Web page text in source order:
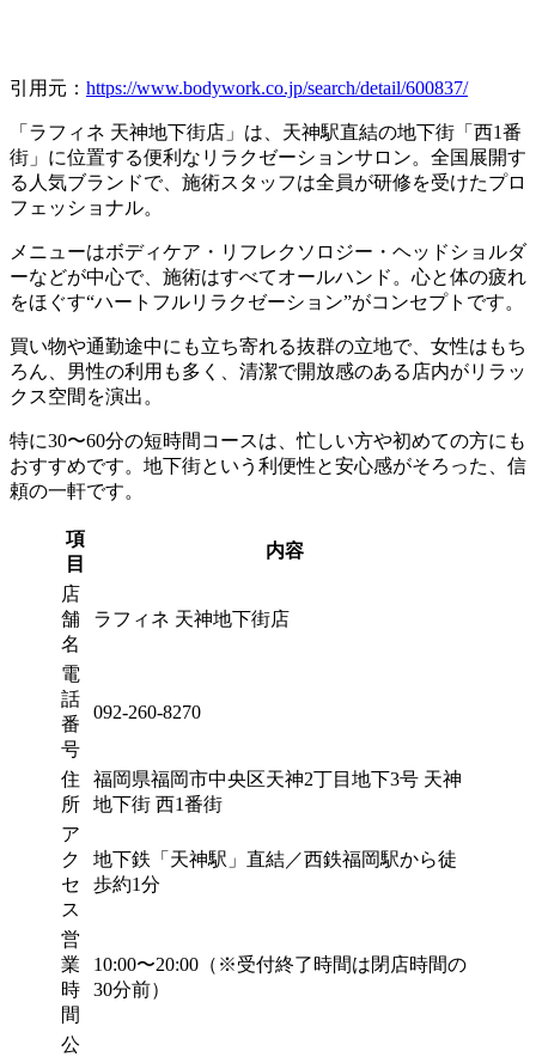
引用元： https://www.bodywork.co.jp/search/detail/600837/
「ラフィネ 天神地下街店」は、天神駅直結の地下街「西1番
街」に位置する便利なリラクゼーションサロン。全国展開す
る人気ブランドで、施術スタッフは全員が研修を受けたプロ
フェッショナル。
メニューはボディケア・リフレクソロジー・ヘッドショルダ
ーなどが中心で、施術はすべてオールハンド。心と体の疲れ
をほぐす“ハートフルリラクゼーション”がコンセプトです。
買い物や通勤途中にも立ち寄れる抜群の立地で、女性はもち
ろん、男性の利用も多く、清潔で開放感のある店内がリラッ
クス空間を演出。
特に30〜60分の短時間コースは、忙しい方や初めての方にも
おすすめです。地下街という利便性と安心感がそろった、信
頼の一軒です。
項
目
内容
店
舗
名
ラフィネ 天神地下街店
電
話
番
号
092-260-8270
住
所
福岡県福岡市中央区天神2丁目地下3号 天神
地下街 西1番街
ア
ク
セ
ス
地下鉄「天神駅」直結／西鉄福岡駅から徒
歩約1分
営
業
時
間
10:00〜20:00（※受付終了時間は閉店時間の
30分前）
公